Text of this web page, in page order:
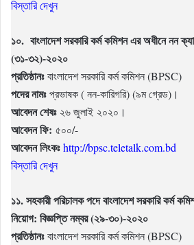
বিস্তারি দেখুন
১০. বাংলাদেশ সরকারি কর্ম কমিশন এর অধীনে নন
(৩১-৩২)-২০২০
প্রতিষ্ঠানঃবাংলাদেশ সরকারি কর্ম কমিশন (BPSC)
পদের নামঃপ্রভাষক ( নন-কারিগরি) (৯ম গ্রেড)।
আবেদন শেষঃ২৬ জুলাই ২০২০।
আবেদন ফি: ৫০০/-
আবেদন লিংকঃ http://bpsc.teletalk.com.bd
বিস্তারি দেখুন
১১. সহকারী পরিচালক পদে বাংলাদেশ সরকারি কর্ম
নিয়োগ: বিজ্ঞপ্তি নম্বর (২৯-৩০)-২০২০
প্রতিষ্ঠানঃবাংলাদেশ সরকারি কর্ম কমিশন (BPSC)